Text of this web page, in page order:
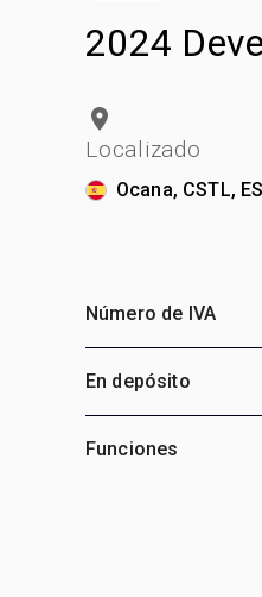
2024
Localizado
Ocana, CSTL,
Número de IVA
En depósito
Funciones